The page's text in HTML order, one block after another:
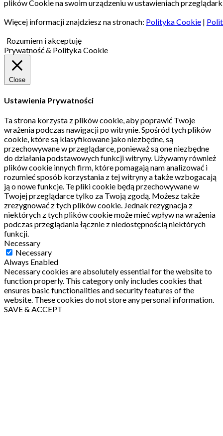
plików Cookie na swoim urządzeniu w ustawieniach
Więcej informacji znajdziesz na stronach: Polityka Cookie |
Rozumiem i akceptuję
Prywatność & Polityka Cookie
Close
Ustawienia Prywatności
Ta strona korzysta z plików cookie, aby poprawić Twoje
wrażenia podczas nawigacji po witrynie.Spośród tych plików
cookie, które są klasyfikowane jako niezbędne, są
przechowywane w przeglądarce, ponieważ są one niezbędne
do działania podstawowych funkcji witryny. Używamy również
plików cookie innych firm, które pomagają nam analizować i
rozumieć sposób korzystania z tej witryny a także wzbogacają
ją o nowe funkcje. Te pliki cookie będą przechowywane w
Twojej przeglądarce tylko za Twoją zgodą. Możesz także
zrezygnować z tych plików cookie. Jednak rezygnacja z
niektórych z tych plików cookie może mieć wpływ na wrażenia
podczas przeglądania łącznie z niedostępnością niektórych
funkcji.
Necessary
Necessary
Always Enabled
Necessary cookies are absolutely essential for the website to
function properly. This category only includes cookies that
ensures basic functionalities and security features of the
website. These cookies do not store any personal information.
SAVE & ACCEPT